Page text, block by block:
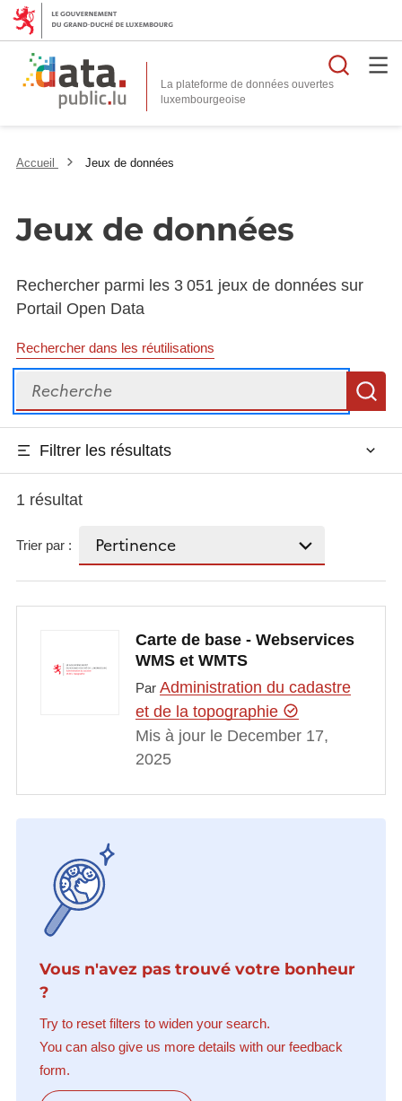
La plateforme de données ouvertes
Accueil Jeux de données
Jeux de données
Rechercher parmi les 3 051 jeux de données sur
Portail Open Data
Rechercher dans les réutilisations
Recherche
Filtrer les résultats
1 résultat
Trier par :
Carte de base - Webservices
WMS et WMTS
Par Administration du cadastre
et de la topographie
Mis à jour le December 17,
2025
Vous n'avez pas trouvé votre bonheur
?
Try to reset filters to widen your search.
You can also give us more details with our feedback
form.